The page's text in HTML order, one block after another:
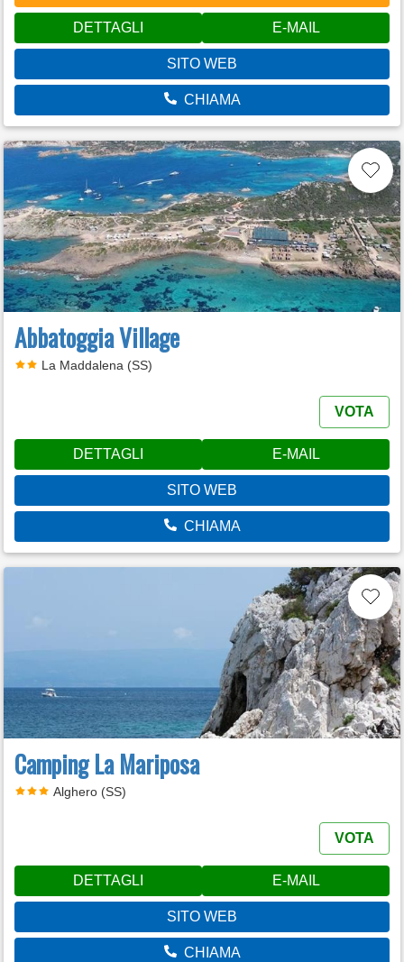
DETTAGLI E-MAIL
SITO WEB
CHIAMA
Abbatoggia Village
La Maddalena (SS)
VOTA
DETTAGLI E-MAIL
SITO WEB
CHIAMA
Camping La Mariposa
Alghero (SS)
VOTA
DETTAGLI E-MAIL
SITO WEB
CHIAMA